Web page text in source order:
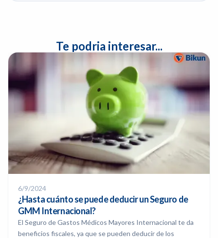
Te podria interesar...
6/9/2024
¿Hasta cuánto se puede deducir un Seguro de
GMM Internacional?
El Seguro de Gastos Médicos Mayores Internacional te da
beneficios fiscales, ya que se pueden deducir de los